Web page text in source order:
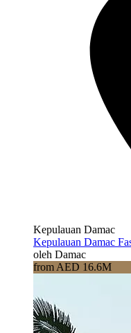
Kepulauan Damac
Kepulauan Damac
oleh Damac
from AED 16.6M